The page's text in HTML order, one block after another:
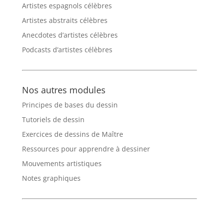
Artistes espagnols célèbres
Artistes abstraits célèbres
Anecdotes d’artistes célèbres
Podcasts d’artistes célèbres
Nos autres modules
Principes de bases du dessin
Tutoriels de dessin
Exercices de dessins de Maître
Ressources pour apprendre à dessiner
Mouvements artistiques
Notes graphiques